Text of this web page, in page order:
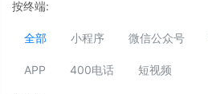
按终端:
全部 小程序 微信公众号
APP 400电话 短视频